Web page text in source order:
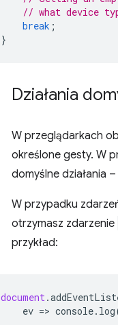
// what device
break ;
}
Działania
W przeglądarkach
określone gesty. W
domyślne działania
W przypadku
otrzymasz zdarzenie
przykład:
document.
ev => console. log